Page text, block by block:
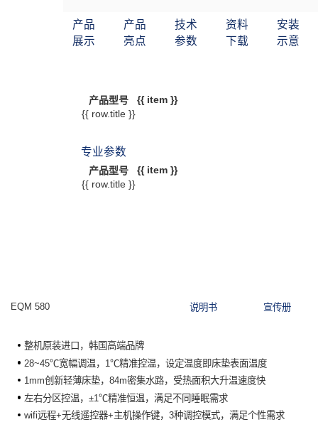
产品
展示
产品
亮点
技术
参数
资料
下载
安装
示意
产品型号
{{ item }}
{{ row.title }}
专业参数
产品型号
{{ item }}
{{ row.title }}
EQM 580 说明书 宣传册
整机原装进口，韩国高端品牌
28~45℃宽幅调温，1℃精准控温，设定温度即床垫表面温度
1mm创新轻薄床垫，84m密集水路，受热面积大升温速度快
左右分区控温，±1℃精准恒温，满足不同睡眠需求
wifi远程+无线遥控器+主机操作键，3种调控模式，满足个性需求